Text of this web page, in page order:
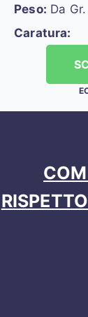
Peso: Da
Caratura: